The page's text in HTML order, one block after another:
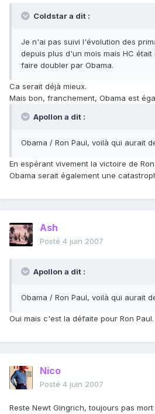
Coldstar a dit :
Je n'ai pas suivi l'évolution des
depuis plus d'un mois mais HC
faire doubler par Obama.
Ca serait déjà mieux.
Mais bon, franchement, Obama est
Apollon a dit :
Obama / Ron Paul, voilà qui aurait
En espérant vivement la victoire de Ron
Obama serait également une
Ash
Posté 4 juin 2007
Apollon a dit :
Obama / Ron Paul, voilà qui aurait
Oui mais c'est la défaite pour Ron Paul.
Nico
Posté 4 juin 2007
Reste Newt Gingrich, toujours pas